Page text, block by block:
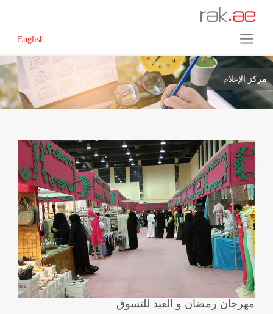
English
مركز الإعلام
مهرجان رمضان و العيد للتسوق